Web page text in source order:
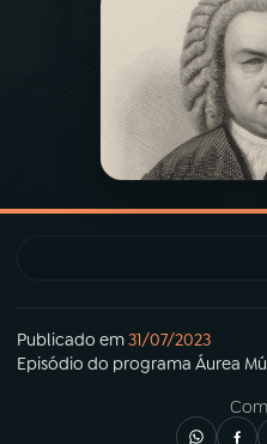
PROGRAMAÇÃO
PROGRAMAS
ÚLTIMAS
PRÊMIO RÁDIO MEC
Publicado em31/07/2023
Episódio do programa Áurea